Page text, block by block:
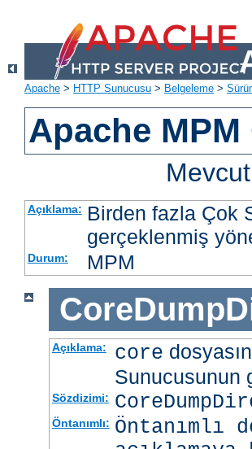
Apache > HTTP Sunucusu > Belgeleme >
Apache
Açıklama: Birden fazla Çok
gerçeklenmiş
Durum: MPM
Açıklama: core
Sunucusunun
Sözdizimi:
Öntanımlı: Öntanımlı